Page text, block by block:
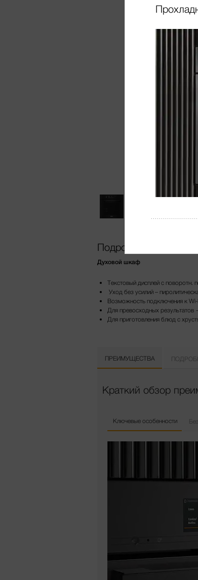
Подробнее о продукте
Духовой шкаф
Текстовый дисплей с поворотн.
Уход без усилий –
Возможность подключения к Wi-
Для превосходных результатов
Для приготовления блюд с
ПРЕИМУЩЕСТВА
Краткий обзор
Ключевые особенности